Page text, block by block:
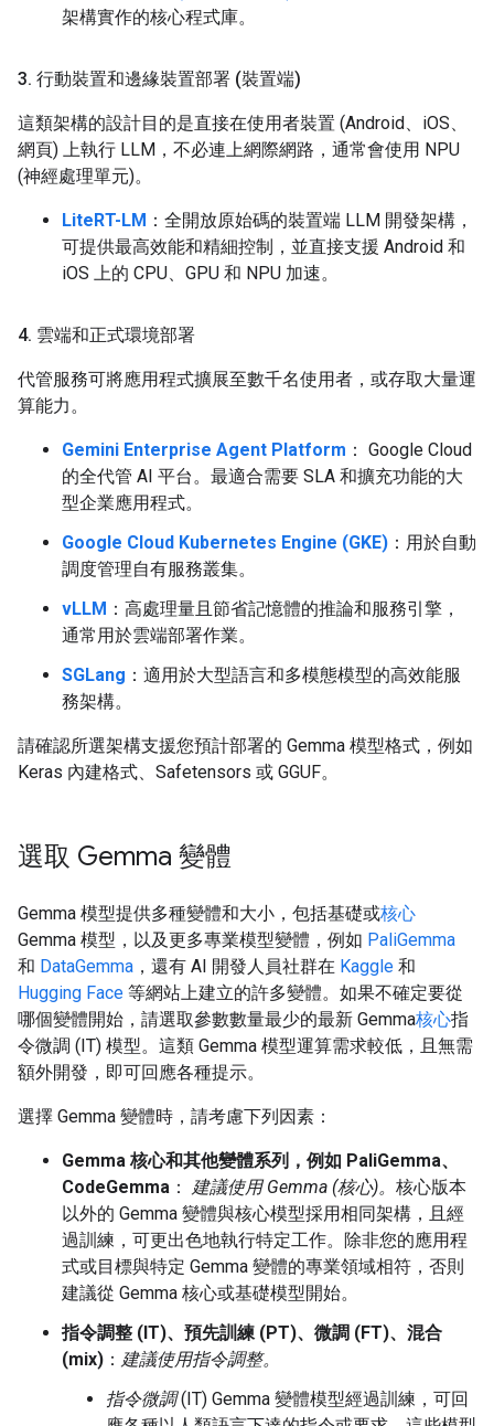
架構實作的核心程式庫。
3. 行動裝置和邊緣裝置部署 (裝置端)
這類架構的設計目的是直接在使用者裝置 (Android、iOS、
網頁) 上執行 LLM，不必連上網際網路，通常會使用 NPU
(神經處理單元)。
LiteRT-LM ：全開放原始碼的裝置端 LLM 開發架構，
可提供最高效能和精細控制，並直接支援 Android 和
iOS 上的 CPU、GPU 和 NPU 加速。
4. 雲端和正式環境部署
代管服務可將應用程式擴展至數千名使用者，或存取大量運
算能力。
Gemini Enterprise Agent Platform ： Google Cloud
的全代管 AI 平台。最適合需要 SLA 和擴充功能的大
型企業應用程式。
Google Cloud Kubernetes Engine (GKE) ：用於自動
調度管理自有服務叢集。
vLLM ：高處理量且節省記憶體的推論和服務引擎，
通常用於雲端部署作業。
SGLang ：適用於大型語言和多模態模型的高效能服
務架構。
請確認所選架構支援您預計部署的 Gemma 模型格式，例如
Keras 內建格式、Safetensors 或 GGUF。
選取 Gemma 變體
Gemma 模型提供多種變體和大小，包括基礎或核心
Gemma 模型，以及更多專業模型變體，例如 PaliGemma
和 DataGemma ，還有 AI 開發人員社群在 Kaggle 和
Hugging Face 等網站上建立的許多變體。如果不確定要從
哪個變體開始，請選取參數數量最少的最新 Gemma核心指
令微調 (IT) 模型。這類 Gemma 模型運算需求較低，且無需
額外開發，即可回應各種提示。
選擇 Gemma 變體時，請考慮下列因素：
Gemma 核心和其他變體系列，例如 PaliGemma、
CodeGemma ： 建議使用 Gemma (核心)。 核心版本
以外的 Gemma 變體與核心模型採用相同架構，且經
過訓練，可更出色地執行特定工作。除非您的應用程
式或目標與特定 Gemma 變體的專業領域相符，否則
建議從 Gemma 核心或基礎模型開始。
指令調整 (IT)、預先訓練 (PT)、微調 (FT)、混合
(mix) ： 建議使用指令調整。
指令微調(IT) Gemma 變體模型經過訓練，可回